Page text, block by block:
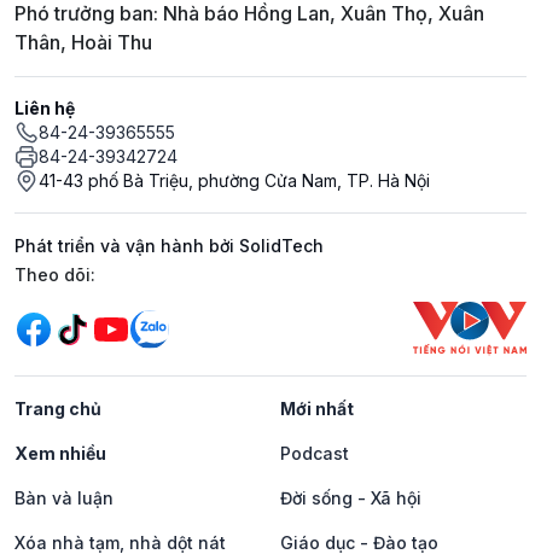
Phó trưởng ban: Nhà báo Hồng Lan, Xuân Thọ, Xuân
Thân, Hoài Thu
Liên hệ
84-24-39365555
84-24-39342724
41-43 phố Bà Triệu, phường Cửa Nam, TP. Hà Nội
Phát triển và vận hành bởi SolidTech
Mạng xã hội
Theo dõi:
Trang chủ Mới nhất
Xem nhiều Podcast
Bàn và luận Đời sống - Xã hội
Xóa nhà tạm, nhà dột nát Giáo dục - Đào tạo